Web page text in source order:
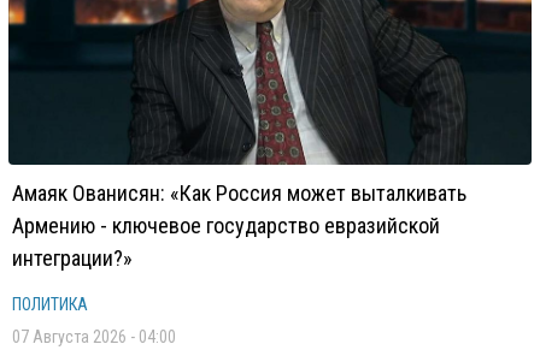
Амаяк Ованисян: «Как Россия может выталкивать
Армению - ключевое государство евразийской
интеграции?»
ПОЛИТИКА
07 Августа 2026 - 04:00